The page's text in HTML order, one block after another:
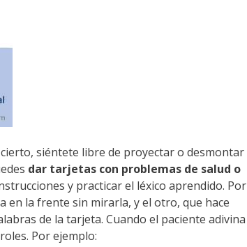
siéntete libre de proyectar o desmontar
dar tarjetas con problemas de salud o
y practicar el léxico aprendido. Por
en la frente sin mirarla, y el otro, que hace
de la tarjeta. Cuando el paciente adivina
Por ejemplo: